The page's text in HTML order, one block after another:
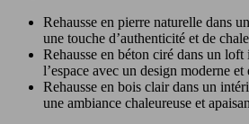
Rehausse en pierre naturelle dans
une touche d’authenticité et de
Rehausse en béton ciré dans un
l’espace avec un design moderne et
Rehausse en bois clair dans un
une ambiance chaleureuse et